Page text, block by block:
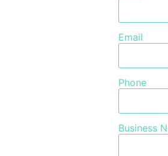
Email
Phone
Business